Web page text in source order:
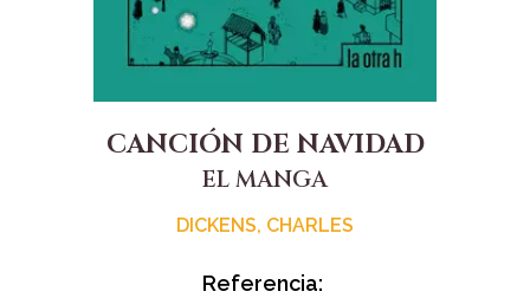
CANCIÓN DE NAVIDAD
EL MANGA
DICKENS, CHARLES
Referencia: